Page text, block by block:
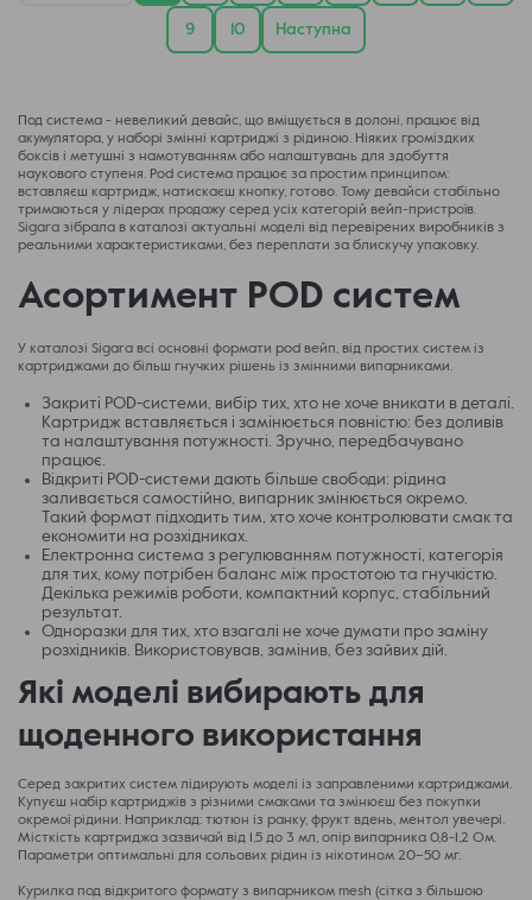
9 10 Наступна
Под система - невеликий девайс, що вміщується в долоні, працює від
акумулятора, у наборі змінні картриджі з рідиною. Ніяких громіздких
боксів і метушні з намотуванням або налаштувань для здобуття
наукового ступеня. Pod система працює за простим принципом:
вставляєш картридж, натискаєш кнопку, готово. Тому девайси стабільно
тримаються у лідерах продажу серед усіх категорій вейп-пристроїв.
Sigara зібрала в каталозі актуальні моделі від перевірених виробників з
реальними характеристиками, без переплати за блискучу упаковку.
Асортимент POD систем
У каталозі Sigara всі основні формати pod вейп, від простих систем із
картриджами до більш гнучких рішень із змінними випарниками.
Закриті POD-системи, вибір тих, хто не хоче вникати в деталі.
Картридж вставляється і замінюється повністю: без доливів
та налаштування потужності. Зручно, передбачувано
працює.
Відкриті POD-системи дають більше свободи: рідина
заливається самостійно, випарник змінюється окремо.
Такий формат підходить тим, хто хоче контролювати смак та
економити на розхідниках.
Електронна система з регулюванням потужності, категорія
для тих, кому потрібен баланс між простотою та гнучкістю.
Декілька режимів роботи, компактний корпус, стабільний
результат.
Одноразки для тих, хто взагалі не хоче думати про заміну
розхідників. Використовував, замінив, без зайвих дій.
Які моделі вибирають для
щоденного використання
Серед закритих систем лідирують моделі із заправленими картриджами.
Купуєш набір картриджів з різними смаками та змінюєш без покупки
окремої рідини. Наприклад: тютюн із ранку, фрукт вдень, ментол увечері.
Місткість картриджа зазвичай від 1,5 до 3 мл, опір випарника 0,8-1,2 Ом.
Параметри оптимальні для сольових рідин із нікотином 20–50 мг.
Курилка под відкритого формату з випарником mesh (сітка з більшою